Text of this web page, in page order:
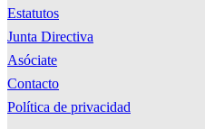
Estatutos
Junta Directiva
Asóciate
Contacto
Política de privacidad